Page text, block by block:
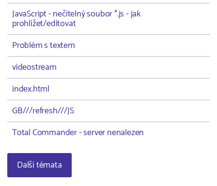
JavaScript - nečitelný soubor *.js - jak
prohlížet/editovat
Problém s textem
videostream
index.html
GB///refresh///JS
Total Commander - server nenalezen
Další témata